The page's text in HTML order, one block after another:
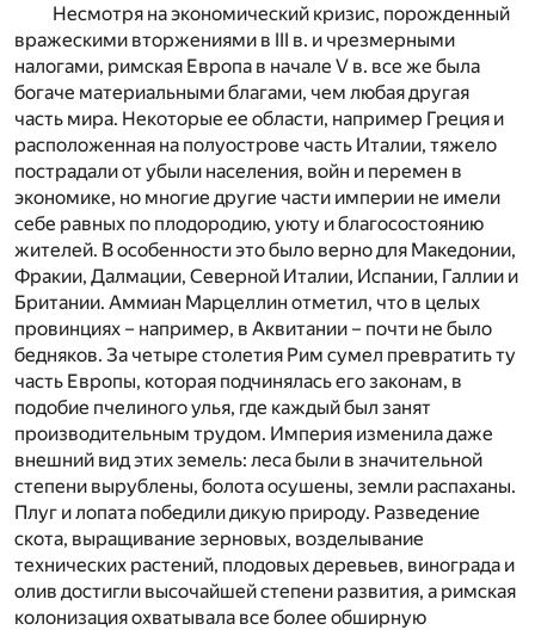
Несмотря на экономический кризис, порожденный
вражескими вторжениями в III в. и чрезмерными
налогами, римская Европа в начале V в. все же была
богаче материальными благами, чем любая другая
часть мира. Некоторые ее области, например Греция и
расположенная на полуострове часть Италии, тяжело
пострадали от убыли населения, войн и перемен в
экономике, но многие другие части империи не имели
себе равных по плодородию, уюту и благосостоянию
жителей. В особенности это было верно для Македонии,
Фракии, Далмации, Северной Италии, Испании, Галлии и
Британии. Аммиан Марцеллин отметил, что в целых
провинциях – например, в Аквитании – почти не было
бедняков. За четыре столетия Рим сумел превратить ту
часть Европы, которая подчинялась его законам, в
подобие пчелиного улья, где каждый был занят
производительным трудом. Империя изменила даже
внешний вид этих земель: леса были в значительной
степени вырублены, болота осушены, земли распаханы.
Плуг и лопата победили дикую природу. Разведение
скота, выращивание зерновых, возделывание
технических растений, плодовых деревьев, винограда и
олив достигли высочайшей степени развития, а римская
колонизация охватывала все более обширную